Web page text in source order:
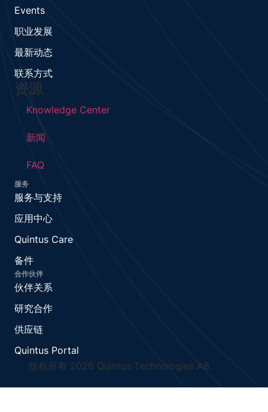
Events
职业发展
最新动态
联系方式
资源
Knowledge Center
新闻
FAQ
服务
服务与支持
应用中心
Quintus Care
备件
合作伙伴
伙伴关系
研究合作
供应链
Quintus Portal
版权所有 2026 Quintus Technologies AB.